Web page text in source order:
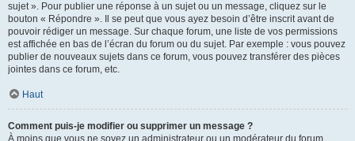
sujet ». Pour publier une réponse à un sujet ou un message, cliquez sur le
bouton « Répondre ». Il se peut que vous ayez besoin d’être inscrit avant de
pouvoir rédiger un message. Sur chaque forum, une liste de vos permissions
est affichée en bas de l’écran du forum ou du sujet. Par exemple : vous pouvez
publier de nouveaux sujets dans ce forum, vous pouvez transférer des pièces
jointes dans ce forum, etc.
Haut
Comment puis-je modifier ou supprimer un message ?
À moins que vous ne soyez un administrateur ou un modérateur du forum,